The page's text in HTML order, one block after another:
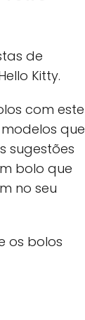
de
Kitty.
com este
que
sugestões
bolo que
no seu
os bolos